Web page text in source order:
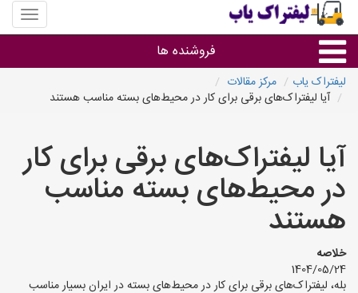
منوی
سایت
یاب
فروشنده ها
گروه ها
استان ها
لیفتراک یاب
مرکز مقالات
آیا لیفتراک‌های برقی برای کار در محیط‌های بسته مناسب هستند
آیا لیفتراک‌های برقی برای کار
در محیط‌های بسته مناسب
هستند
خلاصه
1404/05/24
بله، لیفتراک‌های برقی برای کار در محیط‌های بسته در ایران بسیار مناسب